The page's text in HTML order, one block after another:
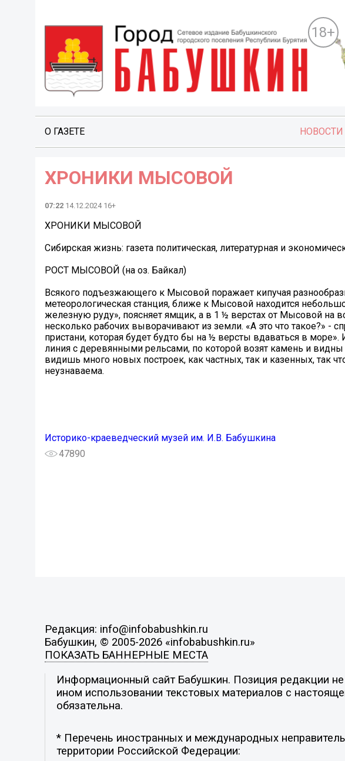
18+
О ГАЗЕТЕ НОВОСТИ
ХРОНИКИ МЫСОВОЙ
07:22 14.12.2024 16+
ХРОНИКИ МЫСОВОЙ
Сибирская жизнь: газета политическая, литературная и
РОСТ МЫСОВОЙ (на оз. Байкал)
Всякого подъезжающего к Мысовой поражает кипучая
метеорологическая станция, ближе к Мысовой находится
железную руду», поясняет ямщик, а в 1 ½ верстах от Мысовой на
несколько рабочих выворачивают из земли. «А это что такое?»
пристани, которая будет будто бы на ½ версты вдаваться в
линия с деревянными рельсами, по которой возят камень и
видишь много новых построек, как частных, так и казенных, так
неузнаваема.
Историко-краеведческий музей им. И.В. Бабушкина
47890
Редакция: info@infobabushkin.ru
Бабушкин, © 2005-2026 «infobabushkin.ru»
ПОКАЗАТЬ БАННЕРНЫЕ МЕСТА
Информационный сайт Бабушкин. Позиция редакции не
ином использовании текстовых материалов с
обязательна.
* Перечень иностранных и международных
территории Российской Федерации: